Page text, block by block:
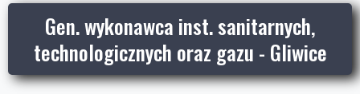
Gen. wykonawca inst. sanitarnych,
technologicznych oraz gazu - Gliwice